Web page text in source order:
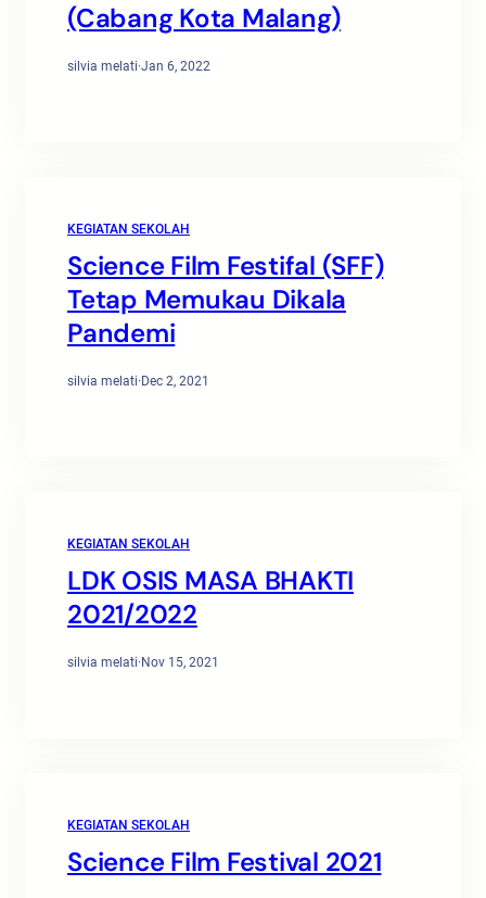
(Cabang Kota Malang)
silvia melati·Jan 6, 2022
KEGIATAN SEKOLAH
Science Film Festifal (SFF)
Tetap Memukau Dikala
Pandemi
silvia melati·Dec 2, 2021
KEGIATAN SEKOLAH
LDK OSIS MASA BHAKTI
2021/2022
silvia melati·Nov 15, 2021
KEGIATAN SEKOLAH
Science Film Festival 2021